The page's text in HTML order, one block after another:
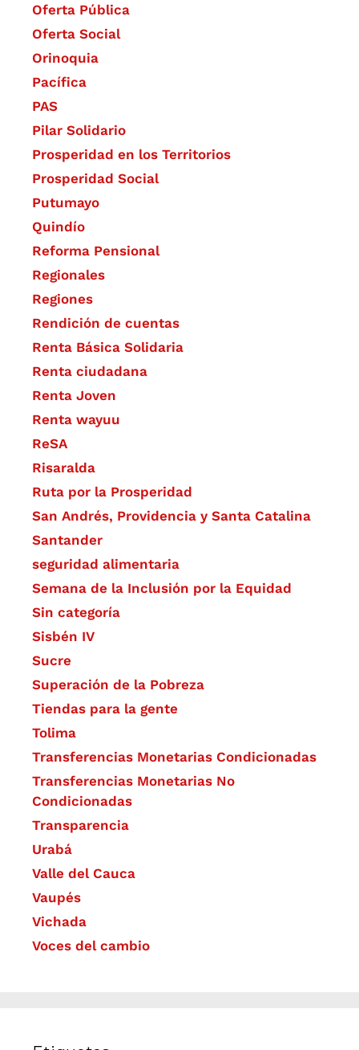
Oferta Pública
Oferta Social​​
Orinoquia
Pacífica
PAS
Pilar Solidario
Prosperidad en los Territorios
Prosperidad Social
Putumayo
Quindío
Reforma Pensional
Regionales
Regiones
Rendición de cuentas
Renta Básica Solidaria
Renta ciudadana
Renta Joven
Renta wayuu
ReSA
Risaralda
Ruta por la Prosperidad
San Andrés, Providencia y Santa Catalina
Santander
seguridad alimentaria
Semana de la Inclusión por la Equidad
Sin categoría
Sisbén IV
Sucre
Superación de la Pobreza
Tiendas para la gente
Tolima
Transferencias Monetarias Condicionadas
Transferencias Monetarias No
Condicionadas
Transparencia
Urabá
Valle del Cauca
Vaupés
Vichada
Voces del cambio